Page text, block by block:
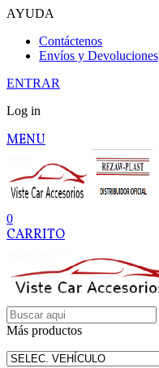
AYUDA
Contáctenos
Envíos y Devoluciones
ENTRAR
Log in
MENU
0
CARRITO
Más productos